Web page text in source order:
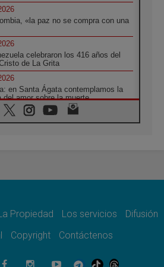
«la paz no se compra con una
celebraron los 416 años del
de La Grita
en Santa Ágata contemplamos la
del amor sobre la muerte
visitará el Santuario de la Madre
del cristiano"
de niños en Gaza no cesa: 300
Propiedad Los servicios
Difusión
Copyright Contáctenos